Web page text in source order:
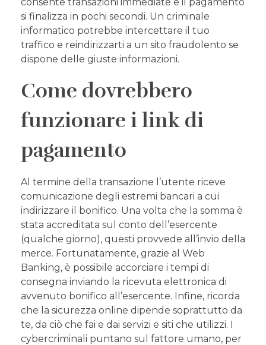
si finalizza in pochi secondi. Un criminale
informatico potrebbe intercettare il tuo
traffico e reindirizzarti a un sito fraudolento se
dispone delle giuste informazioni.
Come dovrebbero
funzionare i link di
pagamento
Al termine della transazione l’utente riceve
comunicazione degli estremi bancari a cui
indirizzare il bonifico. Una volta che la somma è
stata accreditata sul conto dell’esercente
(qualche giorno), questi provvede all’invio della
merce. Fortunatamente, grazie al Web
Banking, è possibile accorciare i tempi di
consegna inviando la ricevuta elettronica di
avvenuto bonifico all’esercente. Infine, ricorda
che la sicurezza online dipende soprattutto da
te, da ciò che fai e dai servizi e siti che utilizzi. I
cybercriminali puntano sul fattore umano, per